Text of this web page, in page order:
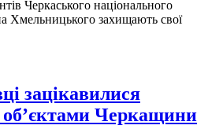
Черкаського національного
Хмельницького захищають свої
зацікавилися
об’єктами Черкащини